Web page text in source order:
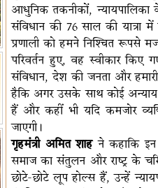
आधुनिक तकनीकों, न्यायपालिका
संविधान की 76 साल की यात्रा
प्रणाली को हमने निश्चित
परिवर्तन हुए, वह स्वीकार किए
संविधान, देश की जनता और
हैकि अगर उसके साथ कोई अन्याय
हैं और कहीं भी यदि कमजोर
जाएगी।
गृहमंत्री अमित शाहने कहाकि इन
समाज का संतुलन और राष्ट्र के
छोटे-छोटे लूप होल्स हैं, उन्हें